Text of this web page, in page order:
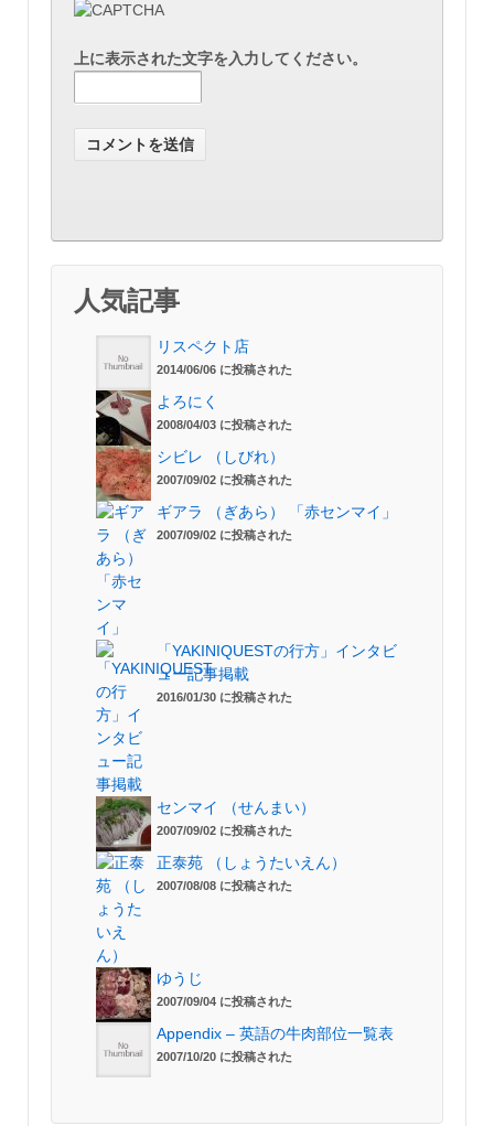
上に表示された文字を入力してください。
人気記事
リスペクト店
2014/06/06 に投稿された
よろにく
2008/04/03 に投稿された
シビレ （しびれ）
2007/09/02 に投稿された
ギアラ （ぎあら） 「赤センマイ」
2007/09/02 に投稿された
「YAKINIQUESTの行方」インタビ
ュー記事掲載
2016/01/30 に投稿された
センマイ （せんまい）
2007/09/02 に投稿された
正泰苑 （しょうたいえん）
2007/08/08 に投稿された
ゆうじ
2007/09/04 に投稿された
Appendix – 英語の牛肉部位一覧表
2007/10/20 に投稿された